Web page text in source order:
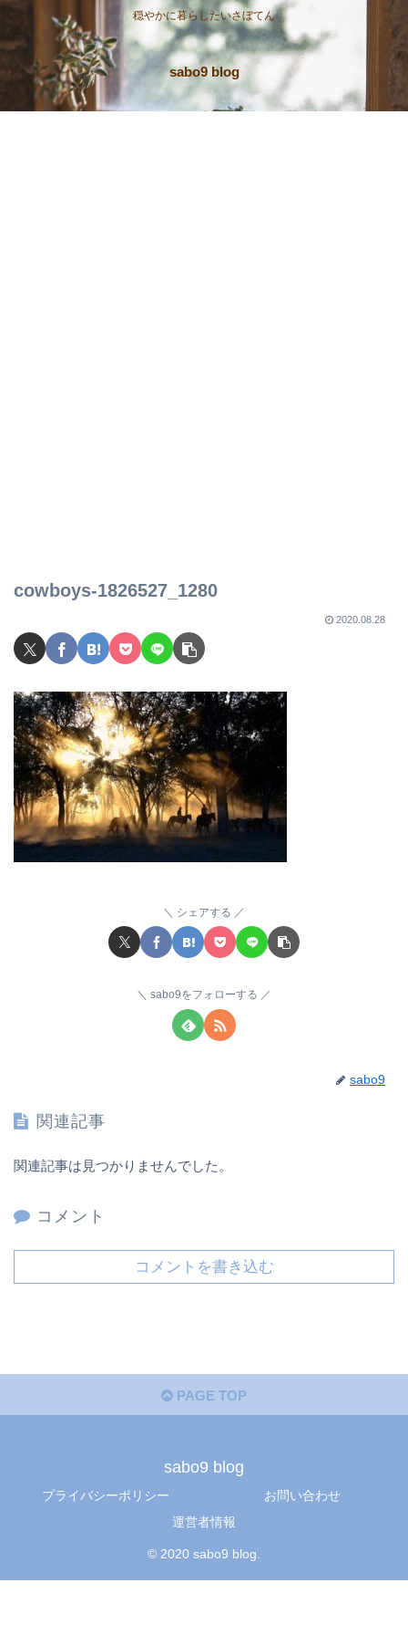
穏やかに暮らしたいさぼてん
sabo9 blog
cowboys-1826527_1280
2020.08.28
シェアする
sabo9をフォローする
sabo9
関連記事
関連記事は見つかりませんでした。
コメント
コメントを書き込む
PAGE TOP
sabo9 blog
プライバシーポリシー
お問い合わせ
運営者情報
© 2020 sabo9 blog.